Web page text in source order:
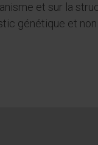
et sur la
génétique et